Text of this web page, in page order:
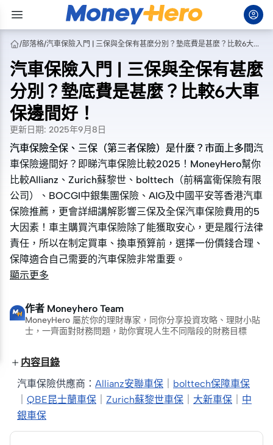
/部落格/ 汽車保險入門 | 三保與全保有甚麼分別？墊底費是甚麼？比較6大車保邊間好！
汽車保險入門 | 三保與全保有甚麼
分別？墊底費是甚麼？比較6大車
保邊間好！
更新日期: 2025年9月8日
汽車保險全保、三保（第三者保險）是什麼？市面上多間汽
車保險邊間好？即睇汽車保險比較2025！MoneyHero幫你
比較Allianz、Zurich蘇黎世、bolttech（前稱富衛保險有限
公司）、BOCGI中銀集團保險、AIG及中國平安等香港汽車
保險推薦，更會詳細講解影響三保及全保汽車保險費用的5
大因素！車主購買汽車保險除了能獲取安心，更是履行法律
責任，所以在制定買車、換車預算前，選擇一份價錢合理、
保障適合自己需要的汽車保險非常重要。
汽車保險全保、三保（第三者保險）是什麼？市面上多間汽
車保險邊間好？即睇汽車保險比較2025！MoneyHero幫你
比較Allianz、Zurich蘇黎世、bolttech（前稱富衛保險有限
公司）、BOCGI中銀集團保險、AIG及中國平安等香港汽車
保險推薦，更會詳細講解影響三保及全保汽車保險費用的5
大因素！車主購買汽車保險除了能獲取安心，更是履行法律
責任，所以在制定買車、換車預算前，選擇一份價錢合理、
保障適合自己需要的汽車保險非常重要。
顯示更多
作者 Moneyhero Team
MoneyHero 屬於你的理財專家，同你分享投資攻略、理財小貼
士，一齊面對財務問題，助你實現人生不同階段的財務目標
内容目錄
汽車保險供應商： Allianz安聯車保
bolttech保障車保
QBE昆士蘭車保 Zurich蘇黎世車保 大新車保
中
銀車保